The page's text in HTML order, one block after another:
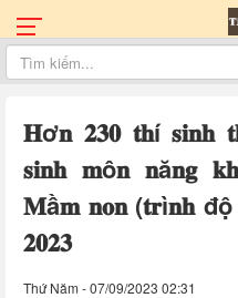
𝐇ơ𝐧 𝟐𝟑𝟎 𝐭𝐡í 𝐬𝐢𝐧𝐡
𝐬𝐢𝐧𝐡 𝐦ô𝐧 𝐧ă𝐧𝐠
𝐌ầ𝐦 𝐧𝐨𝐧 (𝐭𝐫ì𝐧𝐡
𝟐𝟎𝟐𝟑
Thứ Năm - 07/09/2023 02:31